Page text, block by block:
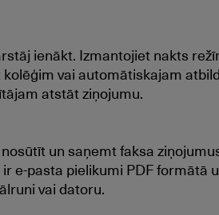
ienākt. Izmantojiet nakts
vai automātiskajam
atstāt ziņojumu.
un saņemt faksa
e-pasta pielikumi PDF formātā
vai datoru.